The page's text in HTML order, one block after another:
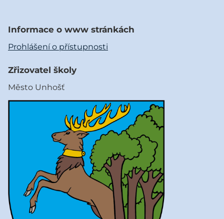
Informace o www stránkách
Prohlášení o přístupnosti
Zřizovatel školy
Město Unhošť